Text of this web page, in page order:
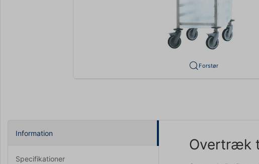
Forstør
Information
Specifikationer
Overtræk